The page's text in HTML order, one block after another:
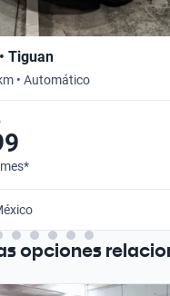
Tiguan
• Automático
opciones